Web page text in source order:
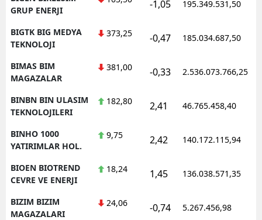
GRUP ENERJI
-1,05 195.349.531,50
BIGTK BIG MEDYA
TEKNOLOJI
373,25 -0,47 185.034.687,50
BIMAS BIM
MAGAZALAR
381,00 -0,33 2.536.073.766,25
BINBN BIN ULASIM
TEKNOLOJILERI
182,80 2,41 46.765.458,40
BINHO 1000
YATIRIMLAR HOL.
9,75 2,42 140.172.115,94
BIOEN BIOTREND
CEVRE VE ENERJI
18,24 1,45 136.038.571,35
BIZIM BIZIM
MAGAZALARI
24,06 -0,74 5.267.456,98